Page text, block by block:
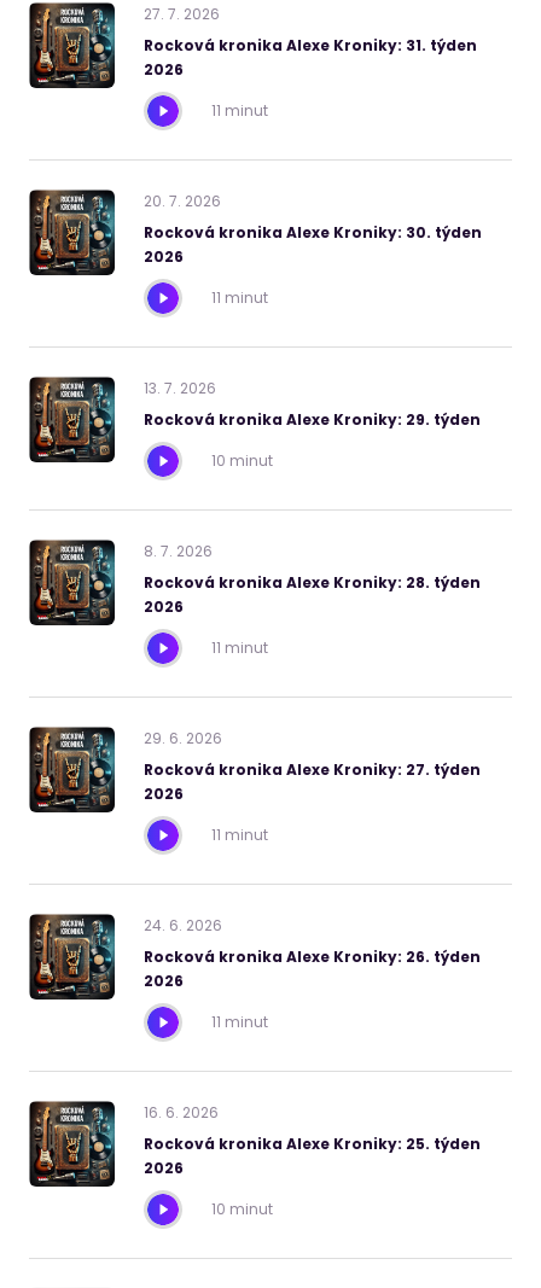
27. 7. 2026
Rocková kronika Alexe Kroniky: 31. týden
2026
11 minut
20. 7. 2026
Rocková kronika Alexe Kroniky: 30. týden
2026
11 minut
13. 7. 2026
Rocková kronika Alexe Kroniky: 29. týden
10 minut
8. 7. 2026
Rocková kronika Alexe Kroniky: 28. týden
2026
11 minut
29. 6. 2026
Rocková kronika Alexe Kroniky: 27. týden
2026
11 minut
24. 6. 2026
Rocková kronika Alexe Kroniky: 26. týden
2026
11 minut
16. 6. 2026
Rocková kronika Alexe Kroniky: 25. týden
2026
10 minut